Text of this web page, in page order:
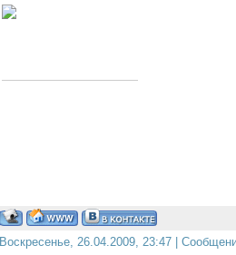
Воскресенье, 26.04.2009, 23:47 |